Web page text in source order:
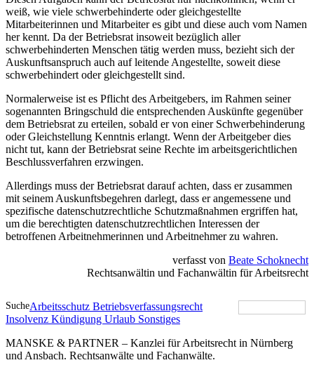
weiß, wie viele schwerbehinderte oder gleichgestellte
Mitarbeiterinnen und Mitarbeiter es gibt und diese auch vom Namen
her kennt. Da der Betriebsrat insoweit bezüglich aller
schwerbehinderten Menschen tätig werden muss, bezieht sich der
Auskunftsanspruch auch auf leitende Angestellte, soweit diese
schwerbehindert oder gleichgestellt sind.
Normalerweise ist es Pflicht des Arbeitgebers, im Rahmen seiner
sogenannten Bringschuld die entsprechenden Auskünfte gegenüber
dem Betriebsrat zu erteilen, sobald er von einer Schwerbehinderung
oder Gleichstellung Kenntnis erlangt. Wenn der Arbeitgeber dies
nicht tut, kann der Betriebsrat seine Rechte im arbeitsgerichtlichen
Beschlussverfahren erzwingen.
Allerdings muss der Betriebsrat darauf achten, dass er zusammen
mit seinem Auskunftsbegehren darlegt, dass er angemessene und
spezifische datenschutzrechtliche Schutzmaßnahmen ergriffen hat,
um die berechtigten datenschutzrechtlichen Interessen der
betroffenen Arbeitnehmerinnen und Arbeitnehmer zu wahren.
verfasst von Beate Schoknecht
Rechtsanwältin und Fachanwältin für Arbeitsrecht
SucheArbeitsschutz Betriebsverfassungsrecht
Insolvenz Kündigung Urlaub Sonstiges
MANSKE & PARTNER – Kanzlei für Arbeitsrecht in Nürnberg
und Ansbach. Rechtsanwälte und Fachanwälte.